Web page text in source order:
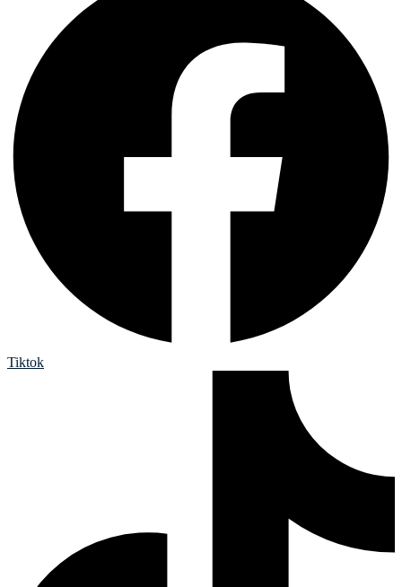
Tiktok